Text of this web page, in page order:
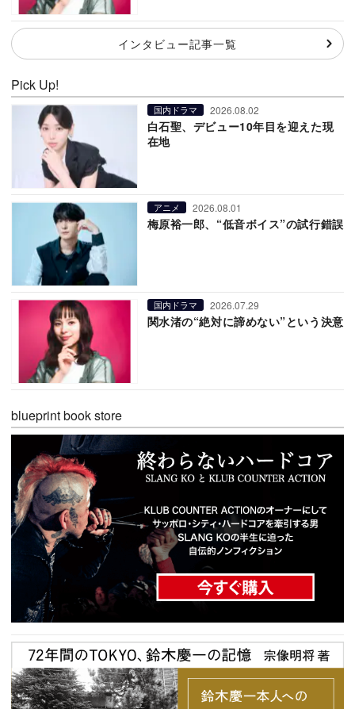
インタビュー記事一覧
Pick Up!
国内ドラマ 2026.08.02
白石聖、デビュー10年目を迎えた現
在地
アニメ 2026.08.01
梅原裕一郎、“低音ボイス”の試行錯誤
国内ドラマ 2026.07.29
関水渚の“絶対に諦めない”という決意
blueprint book store